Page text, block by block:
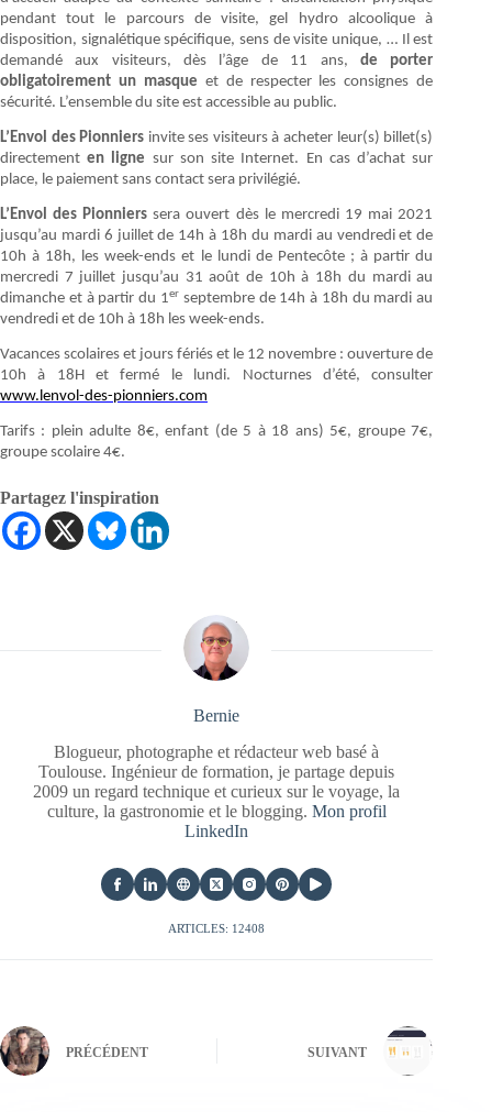
pendant tout le parcours de visite, gel hydro alcoolique à
disposition, signalétique spécifique, sens de visite unique, … Il est
demandé aux visiteurs, dès l’âge de 11 ans, de porter
obligatoirement un masque et de respecter les consignes de
sécurité. L’ensemble du site est accessible au public.
L’Envol des Pionniers invite ses visiteurs à acheter leur(s) billet(s)
directementen ligne sur son site Internet. En cas d’achat sur
place, le paiement sans contact sera privilégié.
L’Envol des Pionniers sera ouvert dès le mercredi 19 mai 2021
jusqu’au mardi 6 juillet de 14h à 18h du mardi au vendredi et de
10h à 18h, les week-ends et le lundi de Pentecôte ; à partir du
mercredi 7 juillet jusqu’au 31 août de 10h à 18h du mardi au
dimanche et à partir du 1er septembre de 14h à 18h du mardi au
vendredi et de 10h à 18h les week-ends.
Vacances scolaires et jours fériés et le 12 novembre : ouverture de
10h à 18H et fermé le lundi. Nocturnes d’été, consulter
www.lenvol-des-pionniers.com
Tarifs : plein adulte 8€, enfant (de 5 à 18 ans) 5€, groupe 7€,
groupe scolaire 4€.
Partagez l'inspiration
Bernie
Blogueur, photographe et rédacteur web basé à
Toulouse. Ingénieur de formation, je partage depuis
2009 un regard technique et curieux sur le voyage, la
culture, la gastronomie et le blogging. Mon profil
LinkedIn
ARTICLES: 12408
PRÉCÉDENT SUIVANT